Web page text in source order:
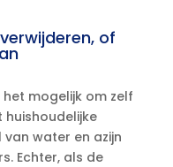
of
het mogelijk om zelf
huishoudelijke
water en azijn
Echter, als de